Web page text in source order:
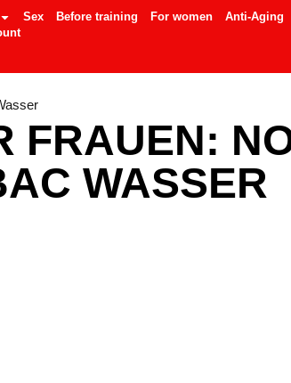
Sex Before training For women
Anti-Aging
FRAUEN:
WASSER